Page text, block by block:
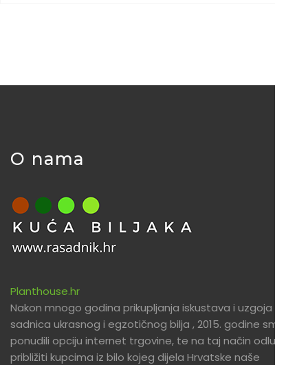
O nama
Planthouse.hr
Nakon mnogo godina prikupljanja iskustava i uzgoja
sadnica ukrasnog i egzotičnog bilja , 2015. godine smo
ponudili opciju internet trgovine, te na taj način odlučili
približiti kupcima iz bilo kojeg dijela Hrvatske naše